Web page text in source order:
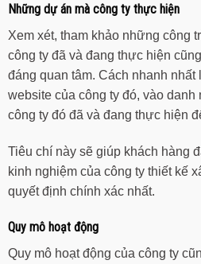
Những dự án mà công ty thực hiện
Xem xét, tham khảo những công
công ty đã và đang thực hiện
đáng quan tâm. Cách nhanh nhất
website của công ty đó, vào
công ty đó đã và đang thực hiện
Tiêu chí này sẽ giúp khách hàng
kinh nghiệm của công ty thiết kế
quyết định chính xác nhất.
Quy mô hoạt động
Quy mô hoạt động của công ty